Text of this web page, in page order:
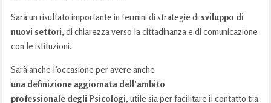
Sarà un risultato importante in termini di strategie di sviluppo di
nuovi settori, di chiarezza verso la cittadinanza e di comunicazione
con le istituzioni.
Sarà anche l’occasione per avere anche
una definizione aggiornata dell’ambito
professionale degli Psicologi, utile sia per facilitare il contatto tra